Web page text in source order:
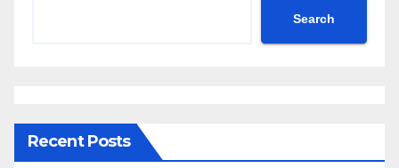
Search
Recent Posts